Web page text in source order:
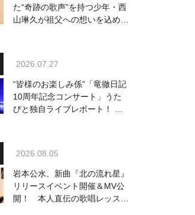
た“奇跡の歌声”を持つ少年・西
山琳久が祖父への想いを込めた
いちゃんとの絆を歌った曲を聴
いてください！」
2026.07.27
“皆様のお楽しみ係”「竜徹日記
10周年記念コンサート」うた
びと独自ライブレポート！ 即
2026.08.05
岩本公水、新曲『北の流れ星』
リリースイベント開催＆MV公
開！ 本人直伝の歌唱レッスン